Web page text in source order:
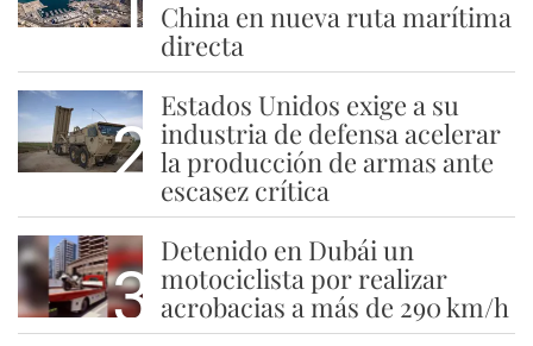
China en nueva ruta marítima
directa
2
Estados Unidos exige a su
industria de defensa acelerar
la producción de armas ante
escasez crítica
3
Detenido en Dubái un
motociclista por realizar
acrobacias a más de 290 km/h